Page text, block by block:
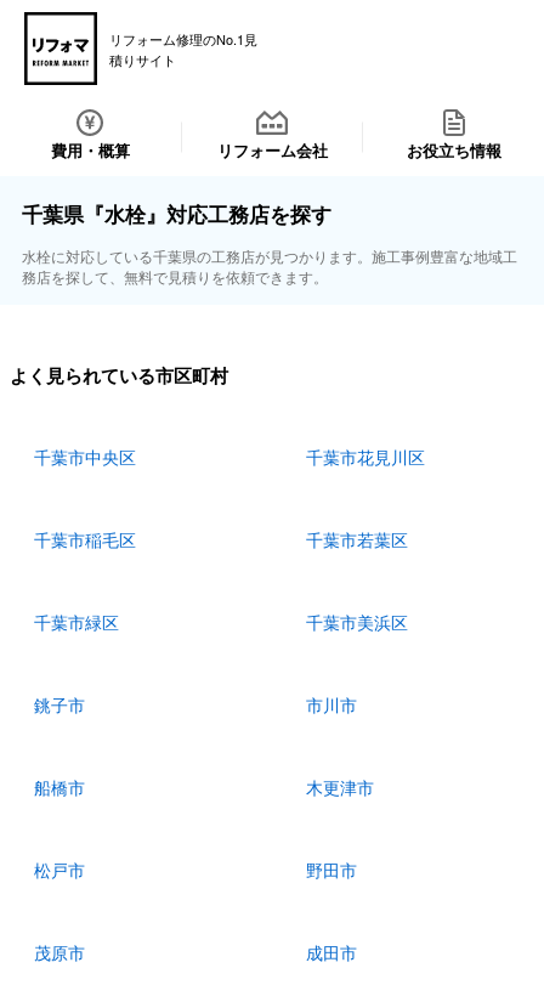
リフォーム修理のNo.1見
積りサイト
費用・概算 リフォーム会社 お役立ち情報
千葉県『水栓』対応工務店を探す
水栓に対応している千葉県の工務店が見つかります。施工事例豊富な地域工
務店を探して、無料で見積りを依頼できます。
よく見られている市区町村
千葉市中央区 千葉市花見川区
千葉市稲毛区 千葉市若葉区
千葉市緑区 千葉市美浜区
銚子市 市川市
船橋市 木更津市
松戸市 野田市
茂原市 成田市